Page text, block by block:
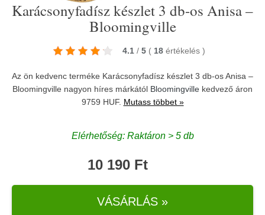
Karácsonyfadísz készlet 3 db-os Anisa –
Bloomingville
4.1 / 5 ( 18 értékelés )
Az ön kedvenc terméke Karácsonyfadísz készlet 3 db-os Anisa –
Bloomingville nagyon híres márkától Bloomingville kedvező áron
9759 HUF. Mutass többet »
Elérhetőség: Raktáron > 5 db
10 190 Ft
VÁSÁRLÁS »